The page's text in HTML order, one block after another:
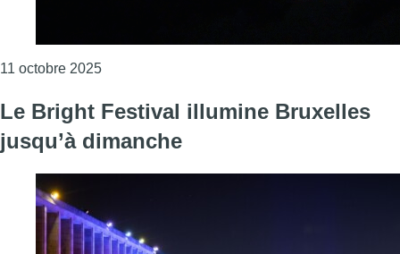
11 octobre 2025Consulter l'article "La Belgique plongée dans
Le Bright Festival illumine Bruxelles
jusqu’à dimanche